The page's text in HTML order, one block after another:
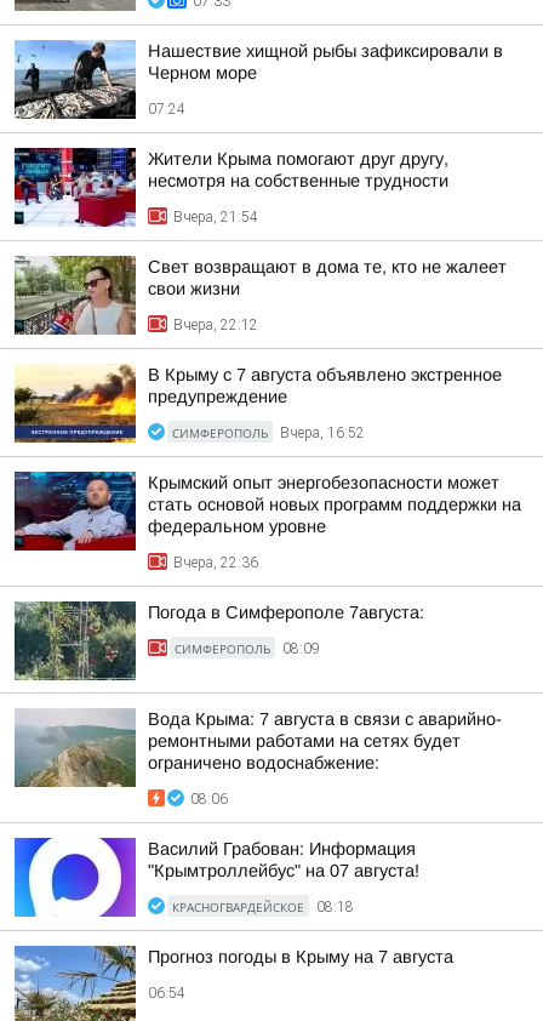
Нашествие хищной рыбы зафиксировали в
Черном море
07:24
Жители Крыма помогают друг другу,
несмотря на собственные трудности
Вчера, 21:54
Свет возвращают в дома те, кто не жалеет
свои жизни
Вчера, 22:12
В Крыму с 7 августа объявлено экстренное
предупреждение
СИМФЕРОПОЛЬ Вчера, 16:52
Крымский опыт энергобезопасности может
стать основой новых программ поддержки на
федеральном уровне
Вчера, 22:36
Погода в Симферополе 7августа:
СИМФЕРОПОЛЬ 08:09
Вода Крыма: 7 августа в связи с аварийно-
ремонтными работами на сетях будет
ограничено водоснабжение:
08:06
Василий Грабован: Информация
"Крымтроллейбус" на 07 августа!
КРАСНОГВАРДЕЙСКОЕ 08:18
Прогноз погоды в Крыму на 7 августа
06:54